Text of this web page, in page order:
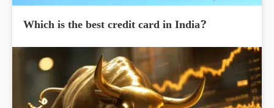
Which is the best credit card in India?